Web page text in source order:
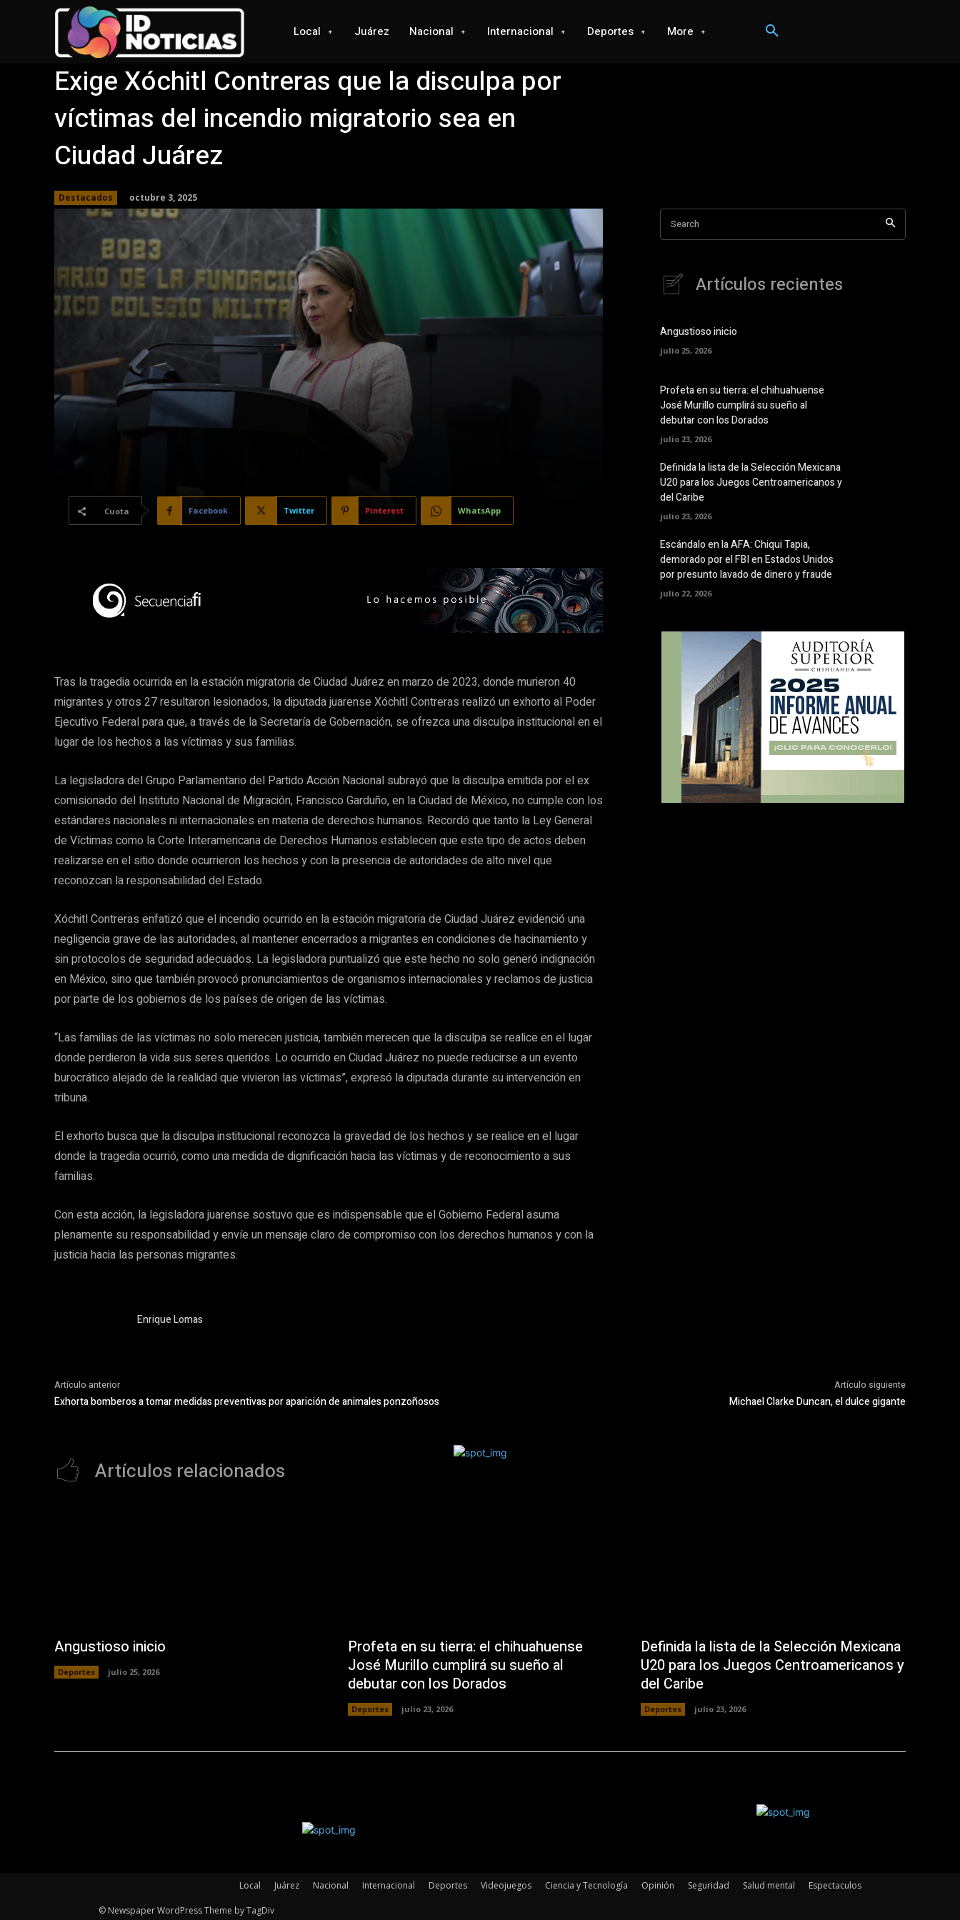
Local Juárez Nacional Internacional Deportes More
Exige Xóchitl Contreras que la disculpa por
víctimas del incendio migratorio sea en
Ciudad Juárez
Destacados octubre 3, 2025
Cuota Facebook Twitter Pinterest WhatsApp
Tras la tragedia ocurrida en la estación migratoria de Ciudad Juárez en marzo de 2023, donde murieron 40
migrantes y otros 27 resultaron lesionados, la diputada juarense Xóchitl Contreras realizó un exhorto al Poder
Ejecutivo Federal para que, a través de la Secretaría de Gobernación, se ofrezca una disculpa institucional en el
lugar de los hechos a las víctimas y sus familias.
La legisladora del Grupo Parlamentario del Partido Acción Nacional subrayó que la disculpa emitida por el ex
comisionado del Instituto Nacional de Migración, Francisco Garduño, en la Ciudad de México, no cumple con los
estándares nacionales ni internacionales en materia de derechos humanos. Recordó que tanto la Ley General
de Víctimas como la Corte Interamericana de Derechos Humanos establecen que este tipo de actos deben
realizarse en el sitio donde ocurrieron los hechos y con la presencia de autoridades de alto nivel que
reconozcan la responsabilidad del Estado.
Xóchitl Contreras enfatizó que el incendio ocurrido en la estación migratoria de Ciudad Juárez evidenció una
negligencia grave de las autoridades, al mantener encerrados a migrantes en condiciones de hacinamiento y
sin protocolos de seguridad adecuados. La legisladora puntualizó que este hecho no solo generó indignación
en México, sino que también provocó pronunciamientos de organismos internacionales y reclamos de justicia
por parte de los gobiernos de los países de origen de las víctimas.
“Las familias de las víctimas no solo merecen justicia, también merecen que la disculpa se realice en el lugar
donde perdieron la vida sus seres queridos. Lo ocurrido en Ciudad Juárez no puede reducirse a un evento
burocrático alejado de la realidad que vivieron las víctimas”, expresó la diputada durante su intervención en
tribuna.
El exhorto busca que la disculpa institucional reconozca la gravedad de los hechos y se realice en el lugar
donde la tragedia ocurrió, como una medida de dignificación hacia las víctimas y de reconocimiento a sus
familias.
Con esta acción, la legisladora juarense sostuvo que es indispensable que el Gobierno Federal asuma
plenamente su responsabilidad y envíe un mensaje claro de compromiso con los derechos humanos y con la
justicia hacia las personas migrantes.
Enrique Lomas
Search
Artículos recientes
Angustioso inicio
julio 25, 2026
Profeta en su tierra: el chihuahuense
José Murillo cumplirá su sueño al
debutar con los Dorados
julio 23, 2026
Definida la lista de la Selección Mexicana
U20 para los Juegos Centroamericanos y
del Caribe
julio 23, 2026
Escándalo en la AFA: Chiqui Tapia,
demorado por el FBI en Estados Unidos
por presunto lavado de dinero y fraude
julio 22, 2026
Artículo anterior
Exhorta bomberos a tomar medidas preventivas por aparición de animales ponzoñosos
Artículo siguiente
Michael Clarke Duncan, el dulce gigante
Artículos relacionados
Angustioso inicio
Deportes julio 25, 2026
Profeta en su tierra: el chihuahuense
José Murillo cumplirá su sueño al
debutar con los Dorados
Deportes julio 23, 2026
Definida la lista de la Selección Mexicana
U20 para los Juegos Centroamericanos y
del Caribe
Deportes julio 23, 2026
Local Juárez Nacional Internacional Deportes Videojuegos Ciencia y Tecnología Opinión Seguridad Salud mental Espectaculos
© Newspaper WordPress Theme by TagDiv